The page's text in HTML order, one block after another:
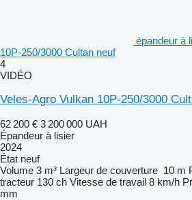
épandeur à
10P-250/3000 Cultan neuf
4
VIDÉO
Veles-Agro Vulkan 10P-250/3000
62 200 € 3 200 000 UAH
Épandeur à lisier
2024
État neuf
Volume 3 m³ Largeur de couverture 10 m
tracteur 130 ch Vitesse de travail 8 km/h
mm